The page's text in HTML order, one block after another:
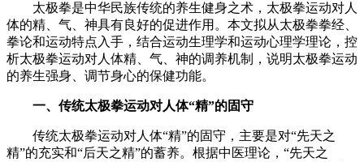
太极拳是中华民族传统的养生健身之术，太极拳运动对人
体的精、气、神具有良好的促进作用。本文拟从太极拳拳经、
拳论和运动特点入手，结合运动生理学和运动心理学理论，控
析太极拳运动对人体精、气、神的调养机制，说明太极拳运动
的养生强身、调节身心的保健功能。
一、传统太极拳运动对人体“精”的固守
传统太极拳运动对人体“精”的固守，主要是对“先天之
精”的充实和“后天之精”的蓄养。根据中医理论，“先天之